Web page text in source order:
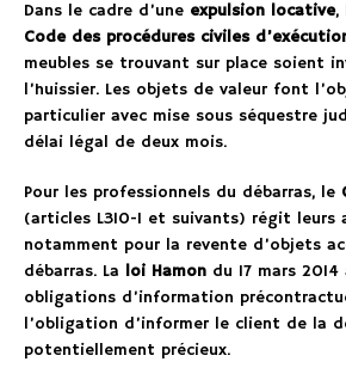
Dans le cadre d’une expulsion locative,
Code des procédures civiles
meubles se trouvant sur place soient
l’huissier. Les objets de valeur font
particulier avec mise sous séquestre
délai légal de deux mois.
Pour les professionnels du débarras, le
(articles L310-1 et suivants) régit leurs
notamment pour la revente d’objets
débarras. La loi Hamon du 17 mars
obligations d’information
l’obligation d’informer le client de la
potentiellement précieux.